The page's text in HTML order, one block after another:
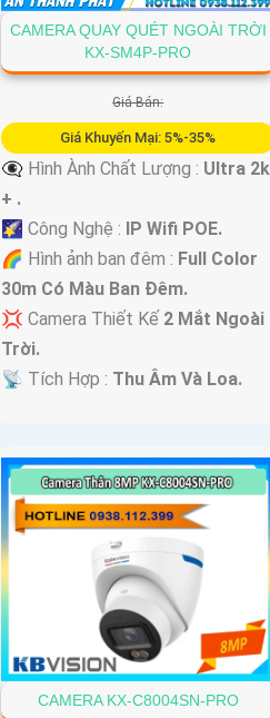
CAMERA QUAY QUÉT NGOÀI TRỜI
KX-SM4P-PRO
Giá Bán:
Giá Khuyến Mại: 5%-35%
👁️‍🗨 Hình Ành Chất Lượng : Ultra 2k
+ .
🌠 Công Nghệ : IP Wifi POE.
🌈 Hình ảnh ban đêm : Full Color
30m Có Màu Ban Ðêm.
💢 Camera Thiết Kế 2 Mắt Ngoài
Trời.
️📡 Tích Hợp : Thu Âm Và Loa.
CAMERA KX-C8004SN-PRO